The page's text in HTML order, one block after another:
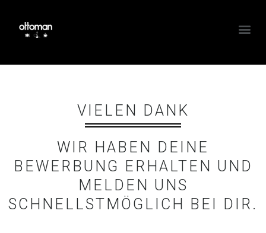
VIELEN DANK
WIR HABEN DEINE
BEWERBUNG ERHALTEN UND
MELDEN UNS
SCHNELLSTMÖGLICH BEI DIR.